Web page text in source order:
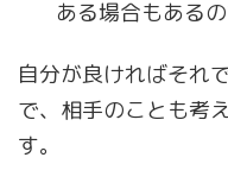
ある場合もある
自分が良ければそれ
で、相手のことも考
す。